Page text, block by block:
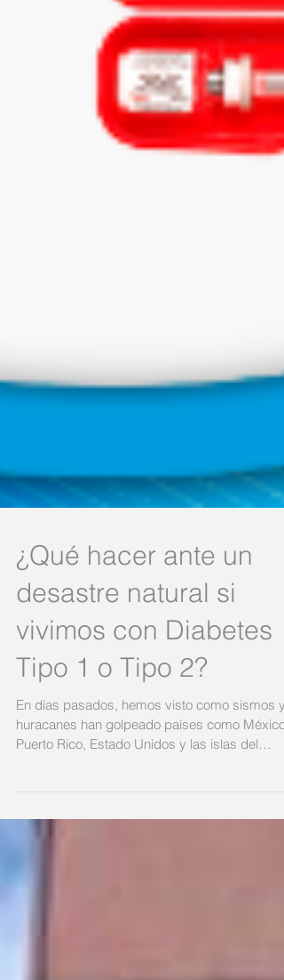
¿Qué hacer ante un
desastre natural si
vivimos con Diabetes
Tipo 1 o Tipo 2?
Puerto Rico, Estado Unidos y las islas del
Caribe,...